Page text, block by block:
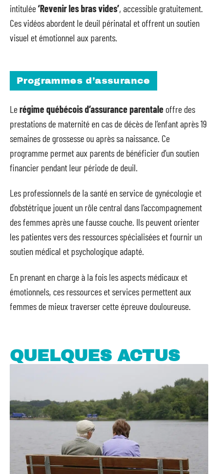
intitulée‘Revenir les bras vides’, accessible gratuitement.
Ces vidéos abordent le deuil périnatal et offrent un soutien
visuel et émotionnel aux parents.
Programmes d’assurance
Lerégime québécois d’assurance parentale offre des
prestations de maternité en cas de décès de l’enfant après 19
semaines de grossesse ou après sa naissance. Ce
programme permet aux parents de bénéficier d’un soutien
financier pendant leur période de deuil.
Les professionnels de la santé en service de gynécologie et
d’obstétrique jouent un rôle central dans l’accompagnement
des femmes après une fausse couche. Ils peuvent orienter
les patientes vers des ressources spécialisées et fournir un
soutien médical et psychologique adapté.
En prenant en charge à la fois les aspects médicaux et
émotionnels, ces ressources et services permettent aux
femmes de mieux traverser cette épreuve douloureuse.
QUELQUES ACTUS